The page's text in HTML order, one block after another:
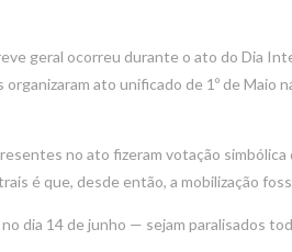
geral ocorreu durante o ato do Dia
ato unificado de 1º de Maio
no ato fizeram votação
é que, desde então, a mobilização
dia 14 de junho — sejam paralisados